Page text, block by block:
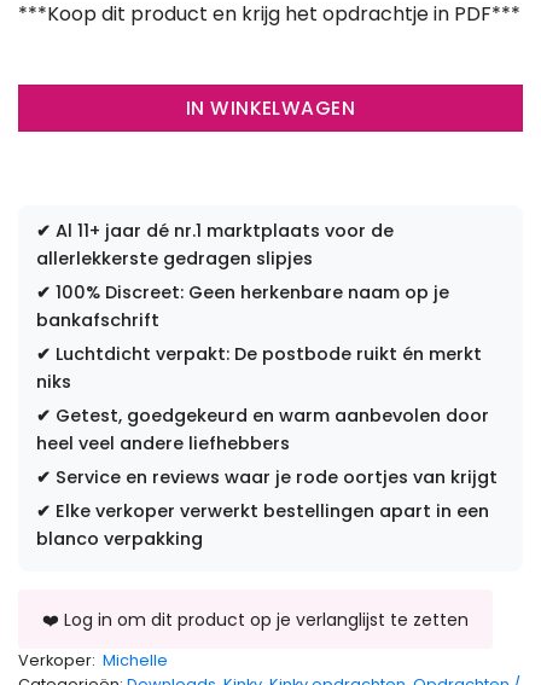
***Koop dit product en krijg het opdrachtje in PDF***
IN WINKELWAGEN
✔ Al 11+ jaar dé nr.1 marktplaats voor de
allerlekkerste gedragen slipjes
✔ 100% Discreet: Geen herkenbare naam op je
bankafschrift
✔ Luchtdicht verpakt: De postbode ruikt én merkt
niks
✔ Getest, goedgekeurd en warm aanbevolen door
heel veel andere liefhebbers
✔ Service en reviews waar je rode oortjes van krijgt
✔ Elke verkoper verwerkt bestellingen apart in een
blanco verpakking
Verkoper: Michelle